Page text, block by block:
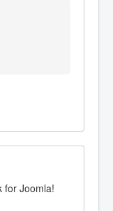
for Joomla!